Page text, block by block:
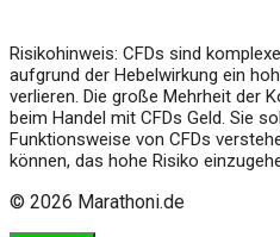
Risikohinweis: CFDs sind
aufgrund der Hebelwirkung ein
verlieren. Die große Mehrheit der
beim Handel mit CFDs Geld. Sie
Funktionsweise von CFDs
können, das hohe Risiko
© 2026 Marathoni.de